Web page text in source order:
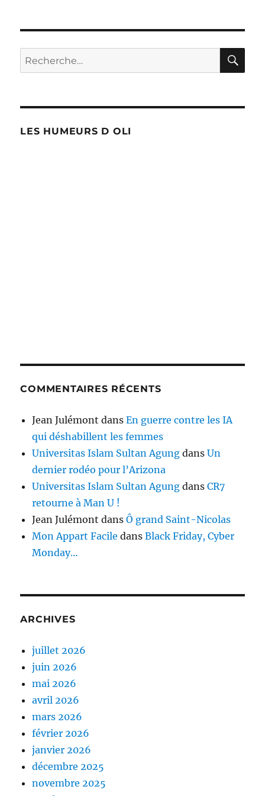
Recherche
pour :
LES HUMEURS D OLI
COMMENTAIRES RÉCENTS
Jean Julémont dansEn guerre contre les IA
qui déshabillent les femmes
Universitas Islam Sultan Agung dansUn
dernier rodéo pour l’Arizona
Universitas Islam Sultan Agung dansCR7
retourne à Man U !
Jean Julémont dansÔ grand Saint-Nicolas
Mon Appart Facile dansBlack Friday, Cyber
Monday…
ARCHIVES
juillet 2026
juin 2026
mai 2026
avril 2026
mars 2026
février 2026
janvier 2026
décembre 2025
novembre 2025